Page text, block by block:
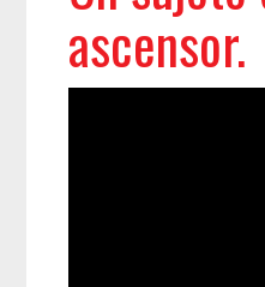
ascensor.